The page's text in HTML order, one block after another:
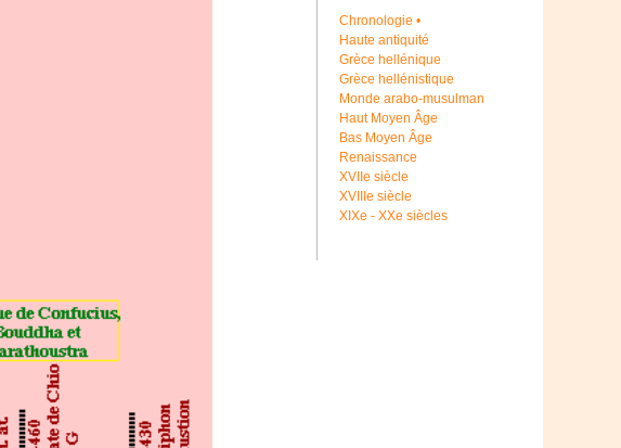
Chronologie •
Haute antiquité
Grèce hellénique
Grèce hellénistique
Monde arabo-musulman
Haut Moyen Âge
Bas Moyen Âge
Renaissance
XVIIe siècle
XVIIIe siècle
XIXe - XXe siècles